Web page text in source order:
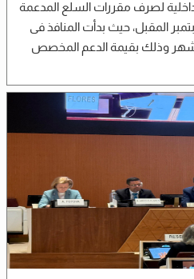
لصرف مقررات السلع المدعمة
المقبل، حيث بدأت المنافذ فى
وذلك بقيمة الدعم المخصص